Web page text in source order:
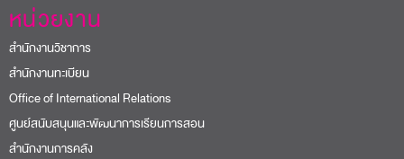
หน่วยงาน
สำนักงานวิชาการ
สำนักงานทะเบียน
Office of International Relations
ศูนย์สนับสนุนและพัฒนาการเรียนการสอน
สำนักงานการคลัง